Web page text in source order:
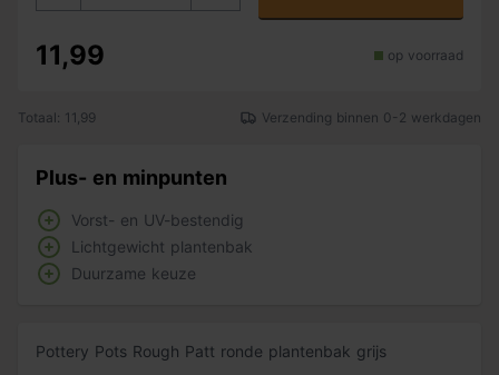
11,99 op voorraad
Totaal: 11,99 Verzending binnen 0-2 werkdagen
Plus- en minpunten
Vorst- en UV-bestendig
Lichtgewicht plantenbak
Duurzame keuze
Pottery Pots Rough Patt ronde plantenbak grijs